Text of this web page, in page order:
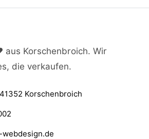
aus Korschenbroich. Wir
die verkaufen.
Korschenbroich